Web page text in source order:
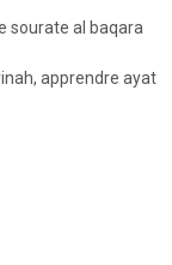
sourate al baqara
apprendre ayat